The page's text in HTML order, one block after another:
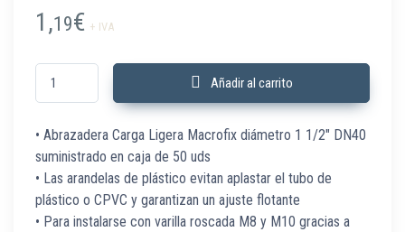
1,19€ + IVA
586107 Abraz Carga Ligera 1 1/2" DN40 M8/10 C/50 Ud cantidad
Añadir al carrito
• Abrazadera Carga Ligera Macrofix diámetro 1 1/2″ DN40
suministrado en caja de 50 uds
• Las arandelas de plástico evitan aplastar el tubo de
plástico o CPVC y garantizan un ajuste flotante
• Para instalarse con varilla roscada M8 y M10 gracias a